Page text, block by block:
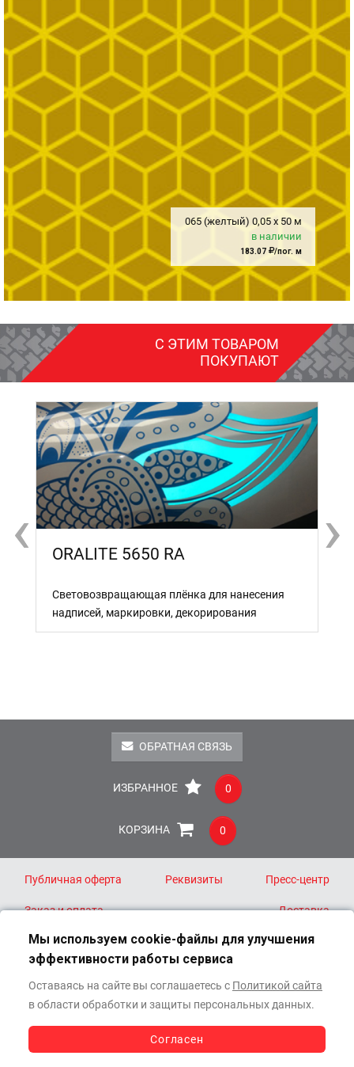
Мы используем cookie-файлы для улучшения
эффективности работы сервиса
Оставаясь на сайте вы соглашаетесь с Политикой сайта
в области обработки и защиты персональных данных.
Согласен
065 (желтый) 0,05x 50 м
в наличии
183.07 /пог. м
С ЭТИМ ТОВАРОМ
ПОКУПАЮТ
ORALITE 5650 RA
Световозвращающая плёнка для нанесения
надписей, маркировки, декорирования
‹ ›
‹ ›
СВЯЗАТЬСЯ
С МЕНЕДЖЕРОМ
ОБРАТНАЯ СВЯЗЬ
ИЗБРАННОЕ 0
КОРЗИНА 0
Публичная оферта Реквизиты Пресс-центр
Заказ и оплата Доставка
8 (800) 511-40-44
info@oracalauto.ru
111024, Москва